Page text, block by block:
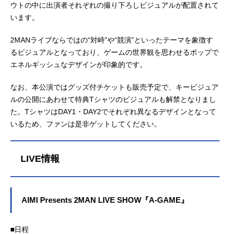
ウトの中に出演者それぞれの撮り下ろしビジュアルが配置されて
います。
2MANライブならではの“対峙”や“競演”といったテーマを象徴す
るビジュアルとなっており、ゲームの世界観を思わせるポップで
エネルギッシュなデザインが印象的です。
なお、本公演ではグッズ付チケットも販売予定で、キービジュア
ルの公開にあわせて特典Tシャツのビジュアルも解禁となりまし
た。TシャツはDAY1・DAY2でそれぞれ異なるデザインとなって
いるため、ファンは是非ゲットしてください。
LIVE情報
AIMI Presents 2MAN LIVE SHOW『A-GAME』
■日程